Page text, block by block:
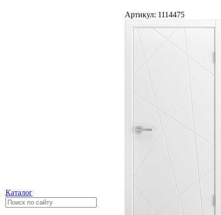
Каталог
Артикул: 1114475